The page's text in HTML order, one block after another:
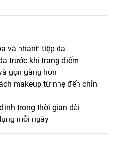
và nhanh tiệp da
trước khi trang điểm
gọn gàng hơn
makeup từ nhẹ đến chỉn
trong thời gian dài
mỗi ngày